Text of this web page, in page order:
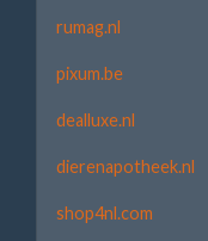
rumag.nl
pixum.be
dealluxe.nl
dierenapotheek.nl
shop4nl.com